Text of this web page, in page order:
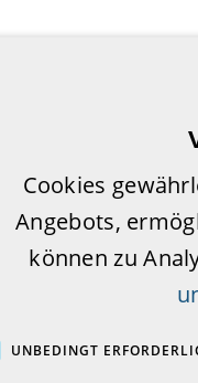
Cookies
Angebots,
können zu
UNBEDINGT